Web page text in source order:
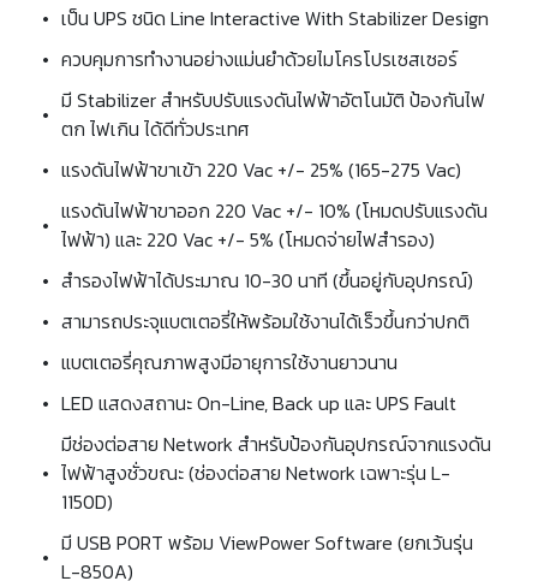
• เป็น UPS ชนิด Line Interactive With Stabilizer Design
• ควบคุมการทำงานอย่างแม่นยำด้วยไมโครโปรเซสเซอร์
• มี Stabilizer สำหรับปรับแรงดันไฟฟ้าอัตโนมัติ ป้องกันไฟ
ตก ไฟเกิน ได้ดีทั่วประเทศ
• แรงดันไฟฟ้าขาเข้า 220 Vac +/- 25% (165-275 Vac)
• แรงดันไฟฟ้าขาออก 220 Vac +/- 10% (โหมดปรับแรงดัน
ไฟฟ้า) และ 220 Vac +/- 5% (โหมดจ่ายไฟสำรอง)
• สำรองไฟฟ้าได้ประมาณ 10-30 นาที (ขึ้นอยู่กับอุปกรณ์)
• สามารถประจุแบตเตอรี่ให้พร้อมใช้งานได้เร็วขึ้นกว่าปกติ
• แบตเตอรี่คุณภาพสูงมีอายุการใช้งานยาวนาน
• LED แสดงสถานะ On-Line, Back up และ UPS Fault
•
มีช่องต่อสาย Network สำหรับป้องกันอุปกรณ์จากแรงดัน
ไฟฟ้าสูงชั่วขณะ (ช่องต่อสาย Network เฉพาะรุ่น L-
1150D)
• มี USB PORT พร้อม ViewPower Software (ยกเว้นรุ่น
L-850A)